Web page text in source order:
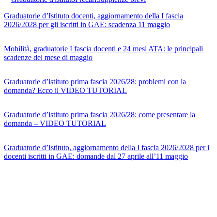
Graduatorie d’Istituto docenti, aggiornamento della I fascia
2026/2028 per gli iscritti in GAE: scadenza 11 maggio
Mobilità, graduatorie I fascia docenti e 24 mesi ATA: le principali
scadenze del mese di maggio
Graduatorie d’istituto prima fascia 2026/28: problemi con la
domanda? Ecco il VIDEO TUTORIAL
Graduatorie d’istituto prima fascia 2026/28: come presentare la
domanda – VIDEO TUTORIAL
Graduatorie d’Istituto, aggiornamento della I fascia 2026/2028 per i
docenti iscritti in GAE: domande dal 27 aprile all’11 maggio